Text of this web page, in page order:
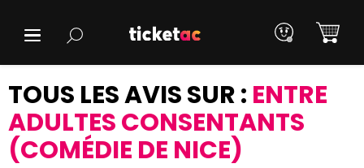
TOUS LES AVIS SUR : ENTRE
ADULTES CONSENTANTS
(COMÉDIE DE NICE)